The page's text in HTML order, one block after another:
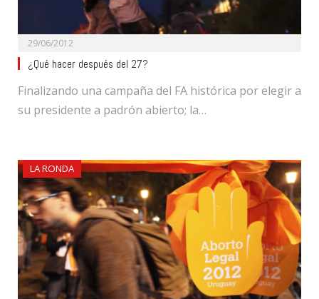
29/06/2012
¿Qué hacer después del 27?
Finalizando una campaña del FA histórica por elegir a
su presidente a padrón abierto; la…
LA RONDA